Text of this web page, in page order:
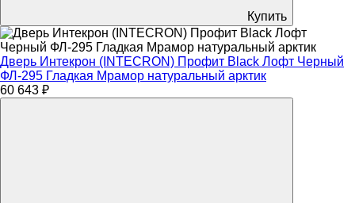
Купить
Дверь Интекрон (INTECRON) Профит Black Лофт Черный
ФЛ-295 Гладкая Мрамор натуральный арктик
60 643 ₽